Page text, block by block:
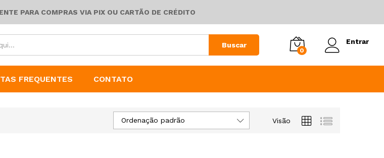
PARA COMPRAS VIA PIX OU CARTÃO DE CRÉDITO
Buscar
0
Entrar
FREQUENTES CONTATO
Visão
Ordenação padrão